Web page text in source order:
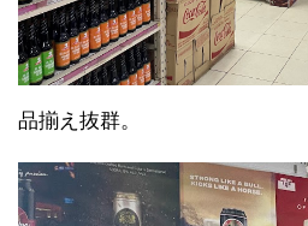
品揃え抜群。